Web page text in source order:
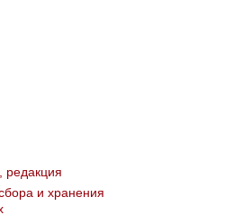
редакция
и хранения